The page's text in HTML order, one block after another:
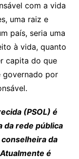
com a vida
uma raiz e
país, seria uma
à vida, quanto
capita do que
governado por
(PSOL) é
da rede pública
da
Atualmente é